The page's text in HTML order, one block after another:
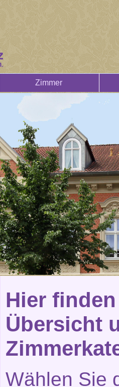
Zimmer
Hier
Übersicht
Wählen Sie